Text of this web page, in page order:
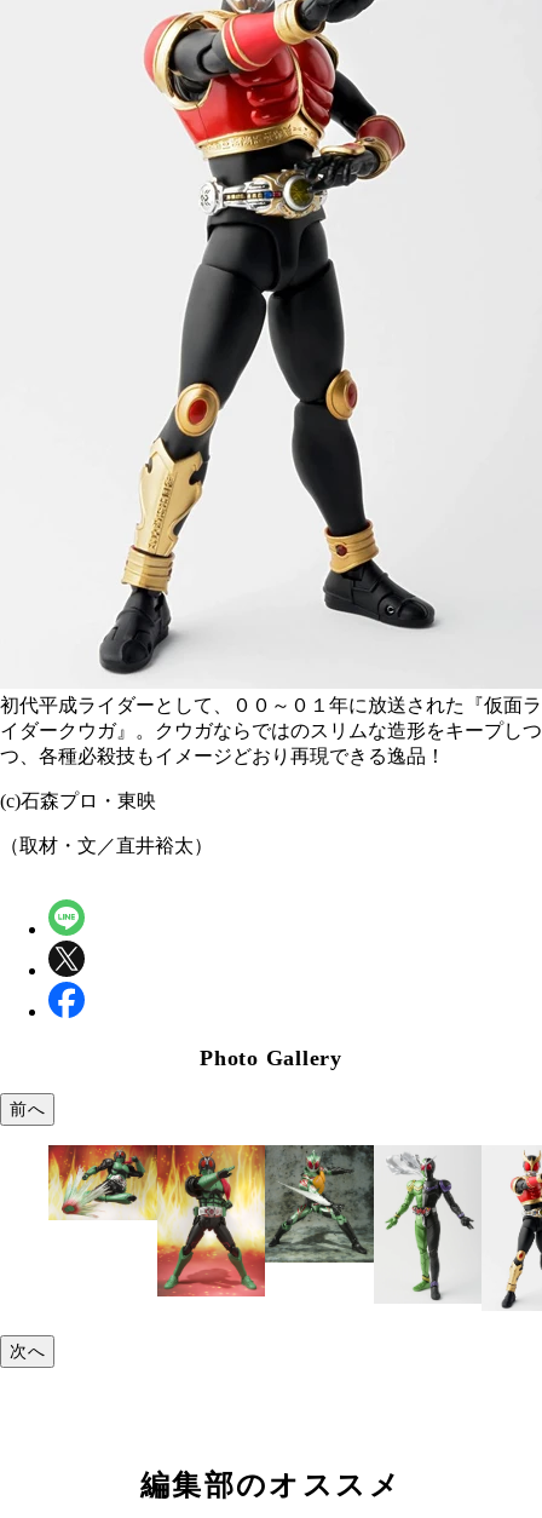
初代平成ライダーとして、００～０１年に放送された『仮面ラ
イダークウガ』。クウガならではのスリムな造形をキープしつ
つ、各種必殺技もイメージどおり再現できる逸品！
(c)石森プロ・東映
（取材・文／直井裕太）
Photo Gallery
前へ
次へ
編集部のオススメ